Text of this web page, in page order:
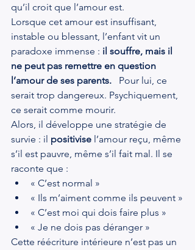
qu’il croit que l’amour est.
Lorsque cet amour est insuffisant,
instable ou blessant, l’enfant vit un
paradoxe immense : il souffre, mais il
ne peut pas remettre en question
l’amour de ses parents. Pour lui, ce
serait trop dangereux. Psychiquement,
ce serait comme mourir.
Alors, il développe une stratégie de
survie : il positivise l’amour reçu, même
s’il est pauvre, même s’il fait mal. Il se
raconte que :
« C’est normal »
« Ils m’aiment comme ils peuvent »
« C’est moi qui dois faire plus »
« Je ne dois pas déranger »
Cette réécriture intérieure n’est pas un